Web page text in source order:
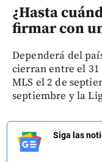
¿Hasta
firmar con
Dependerá del
cierran entre el 31
MLS el 2 de
septiembre y la
Siga las